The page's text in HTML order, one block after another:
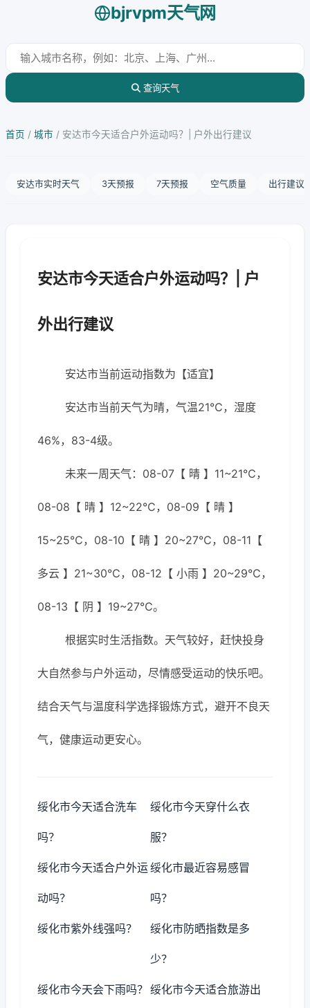
bjrvpm天气网
查询天气
首页 / 城市 / 安达市今天适合户外运动吗？| 户外出行建议
安达市实时天气 3天预报 7天预报 空气质量 出行建议
安达市今天适合户外运动吗？| 户
外出行建议
安达市当前运动指数为【适宜】
安达市当前天气为晴，气温21℃，湿度
46%，83-4级。
未来一周天气：08-07【 晴 】11~21℃，
08-08【 晴 】12~22℃，08-09【 晴 】
15~25℃，08-10【 晴 】20~27℃，08-11【
多云 】21~30℃，08-12【 小雨 】20~29℃，
08-13【 阴 】19~27℃。
根据实时生活指数。天气较好，赶快投身
大自然参与户外运动，尽情感受运动的快乐吧。
结合天气与温度科学选择锻炼方式，避开不良天
气，健康运动更安心。
绥化市今天适合洗车
吗？
绥化市今天穿什么衣
服？
绥化市今天适合户外运
动吗？
绥化市最近容易感冒
吗？
绥化市紫外线强吗？ 绥化市防晒指数是多
少？
绥化市今天会下雨吗？ 绥化市今天适合旅游出